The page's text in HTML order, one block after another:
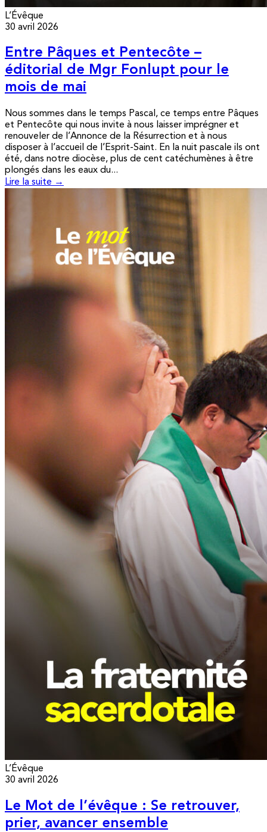
L’Évêque
30 avril 2026
Entre Pâques et Pentecôte –
éditorial de Mgr Fonlupt pour le
mois de mai
Nous sommes dans le temps Pascal, ce temps entre Pâques
et Pentecôte qui nous invite à nous laisser imprégner et
renouveler de l’Annonce de la Résurrection et à nous
disposer à l’accueil de l’Esprit-Saint. En la nuit pascale ils ont
été, dans notre diocèse, plus de cent catéchumènes à être
plongés dans les eaux du...
Lire la suite →
L’Évêque
30 avril 2026
Le Mot de l’évêque : Se retrouver,
prier, avancer ensemble